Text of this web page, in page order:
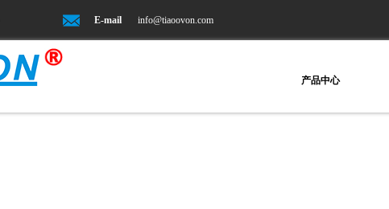
E-mail info@tiaoovon.com
产品中心
PROUDUCT